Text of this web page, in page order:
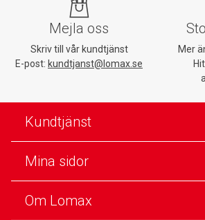
Mejla oss
Skriv till vår kundtjänst
E-post: kundtjanst@lomax.se
Mer
Kundtjänst
Mina sidor
Om Lomax